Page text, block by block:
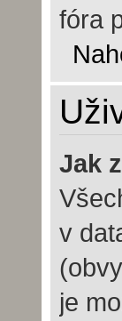
fóra
Jak
v
je